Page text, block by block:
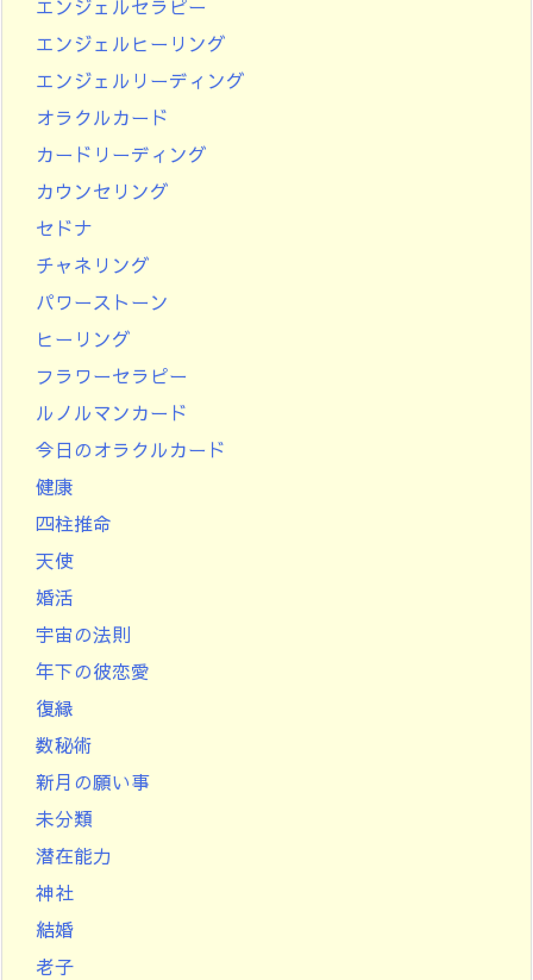
エンジェルセラピー
エンジェルヒーリング
エンジェルリーディング
オラクルカード
カードリーディング
カウンセリング
セドナ
チャネリング
パワーストーン
ヒーリング
フラワーセラピー
ルノルマンカード
今日のオラクルカード
健康
四柱推命
天使
婚活
宇宙の法則
年下の彼恋愛
復縁
数秘術
新月の願い事
未分類
潜在能力
神社
結婚
老子